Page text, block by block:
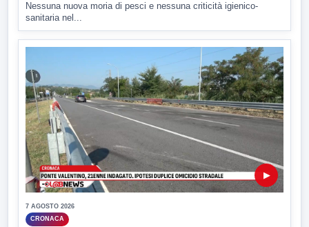
Nessuna nuova moria di pesci e nessuna criticità igienico-
sanitaria nel...
▶
7 AGOSTO 2026
CRONACA